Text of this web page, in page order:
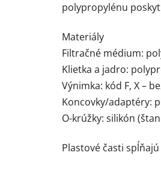
polypropylénu
Materiály
Filtračné médium:
Klietka a jadro:
Výnimka: kód F, X –
Koncovky/adaptéry:
O-krúžky: silikón
Plastové časti